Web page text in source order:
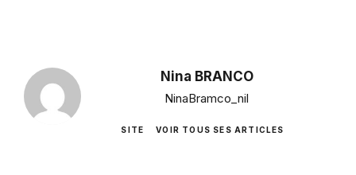
Nina BRANCO
NinaBramco_nil
SITE VOIR TOUS SES ARTICLES